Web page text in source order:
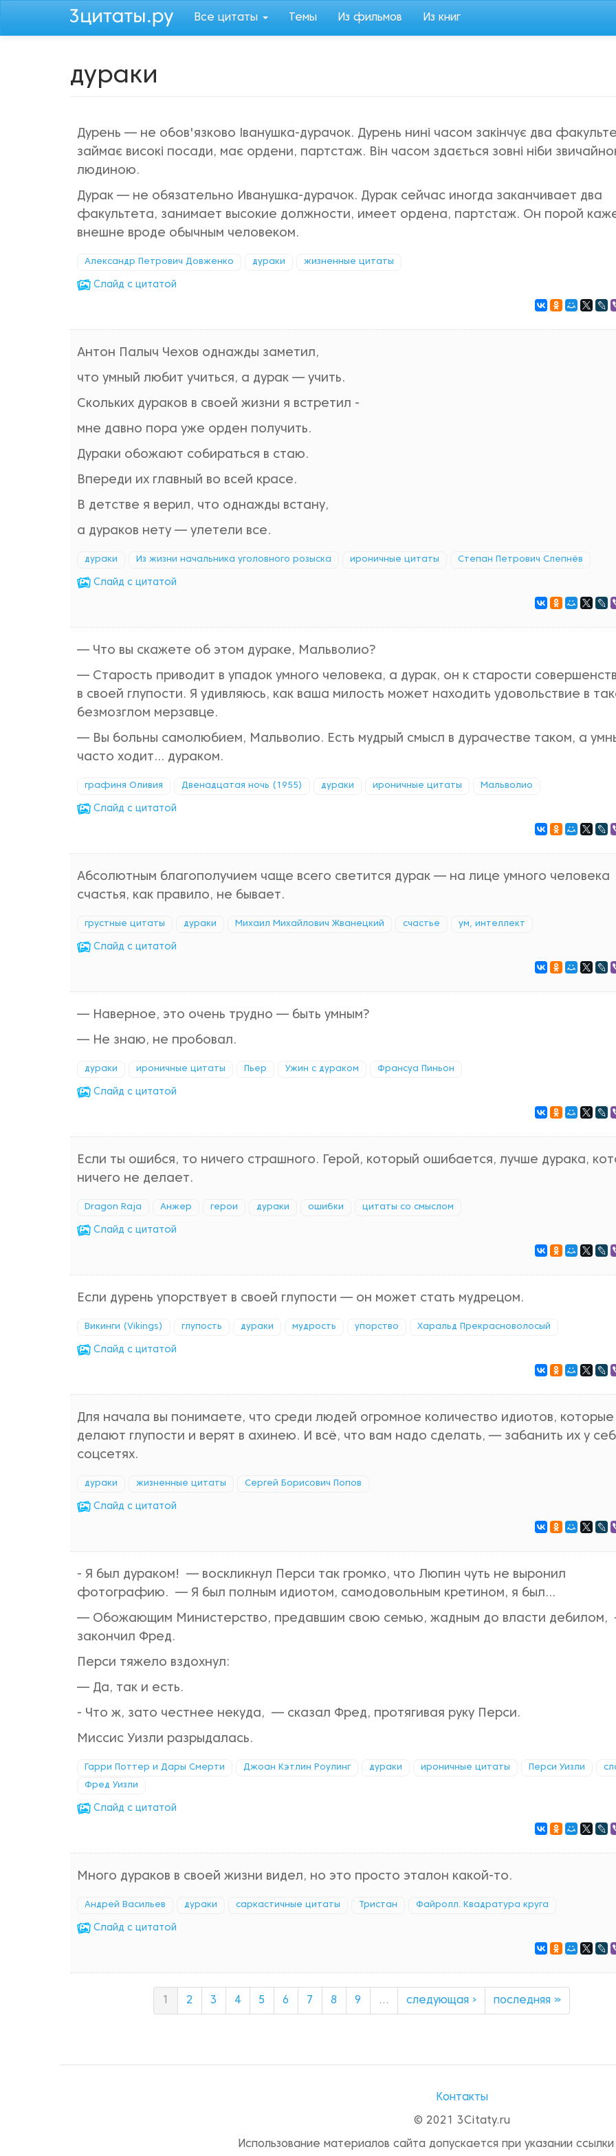
Все цитаты Темы Из фильмов Из книг
дураки
Дурень — не обов'язково Іванушка-дурачок. Дурень нині часом закінчує два
займає високі посади, має ордени, партстаж. Він часом здається зовні ніби
людиною.
Дурак — не обязательно Иванушка-дурачок. Дурак сейчас иногда заканчивает два
факультета, занимает высокие должности, имеет ордена, партстаж. Он порой
внешне вроде обычным человеком.
Александр Петрович Довженко дураки жизненные цитаты
Cлайд с цитатой
Антон Палыч Чехов однажды заметил,
что умный любит учиться, а дурак — учить.
Скольких дураков в своей жизни я встретил -
мне давно пора уже орден получить.
Дураки обожают собираться в стаю.
Впереди их главный во всей красе.
В детстве я верил, что однажды встану,
а дураков нету — улетели все.
дураки Из жизни начальника уголовного розыска ироничные цитаты Степан Петрович Слепнёв
Cлайд с цитатой
— Что вы скажете об этом дураке, Мальволио?
— Старость приводит в упадок умного человека, а дурак, он к старости
в своей глупости. Я удивляюсь, как ваша милость может находить удовольствие в
безмозглом мерзавце.
— Вы больны самолюбием, Мальволио. Есть мудрый смысл в дурачестве таком, а
часто ходит... дураком.
графиня Оливия Двенадцатая ночь (1955) дураки ироничные цитаты Мальволио
Cлайд с цитатой
Абсолютным благополучием чаще всего светится дурак — на лице умного человека
счастья, как правило, не бывает.
грустные цитаты дураки Михаил Михайлович Жванецкий счастье ум, интеллект
Cлайд с цитатой
— Наверное, это очень трудно — быть умным?
— Не знаю, не пробовал.
дураки ироничные цитаты Пьер Ужин с дураком Франсуа Пиньон
Cлайд с цитатой
Если ты ошибся, то ничего страшного. Герой, который ошибается, лучше дурака,
ничего не делает.
Dragon Raja Анжер герои дураки ошибки цитаты со смыслом
Cлайд с цитатой
Если дурень упорствует в своей глупости — он может стать мудрецом.
Викинги (Vikings) глупость дураки мудрость упорство Харальд Прекрасноволосый
Cлайд с цитатой
Для начала вы понимаете, что среди людей огромное количество идиотов, которые
делают глупости и верят в ахинею. И всё, что вам надо сделать, — забанить их у
соцсетях.
дураки жизненные цитаты Сергей Борисович Попов
Cлайд с цитатой
- Я был дураком! — воскликнул Перси так громко, что Люпин чуть не выронил
фотографию. — Я был полным идиотом, самодовольным кретином, я был…
— Обожающим Министерство, предавшим свою семью, жадным до власти
закончил Фред.
Перси тяжело вздохнул:
— Да, так и есть.
- Что ж, зато честнее некуда, — сказал Фред, протягивая руку Перси.
Миссис Уизли разрыдалась.
Гарри Поттер и Дары Смерти Джоан Кэтлин Роулинг дураки ироничные цитаты Перси Уизли
Фред Уизли
Cлайд с цитатой
Много дураков в своей жизни видел, но это просто эталон какой-то.
Андрей Васильев дураки саркастичные цитаты Тристан Файролл. Квадратура круга
Cлайд с цитатой
2 3 4 5 6 7 8 9 … следующая › последняя »
Контакты
© 2021 3Citaty.ru
Использование материалов сайта допускается при указании